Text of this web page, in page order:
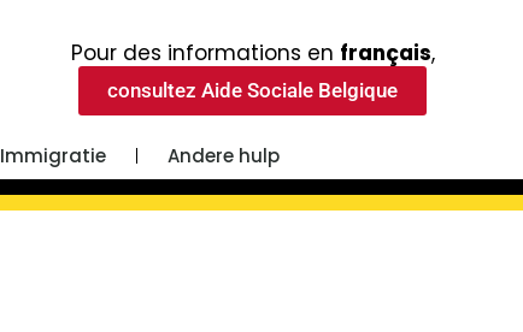
Pour des informations en français,
consultez Aide Sociale Belgique
Immigratie Andere hulp